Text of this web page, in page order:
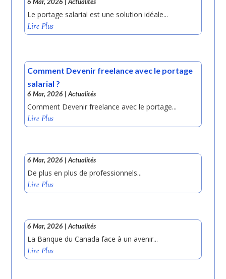
Le portage salarial est une solution idéale...
Lire Plus
Comment Devenir freelance avec le portage
salarial ?
6 Mar, 2026 |Actualités
Comment Devenir freelance avec le portage...
Lire Plus
6 Mar, 2026 |Actualités
De plus en plus de professionnels...
Lire Plus
6 Mar, 2026 |Actualités
La Banque du Canada face à un avenir...
Lire Plus